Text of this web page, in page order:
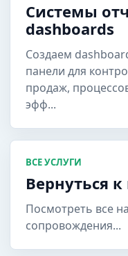
Системы
dashboards
Создаем
панели для
продаж,
эфф...
ВСЕ УСЛУГИ
Вернуться к
Посмотреть все
сопровождения...